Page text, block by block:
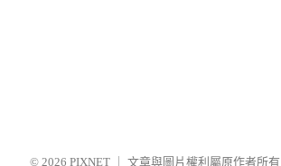
© 2026 PIXNET 文章與圖片權利屬原作者所有